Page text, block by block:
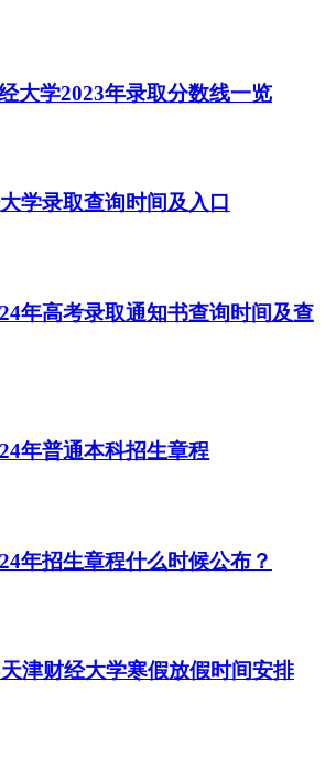
大学2023年录取分数线一览
学录取查询时间及入口
年高考录取通知书查询时间及查
年普通本科招生章程
年招生章程什么时候公布？
津财经大学寒假放假时间安排